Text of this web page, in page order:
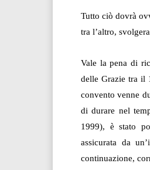
Tutto ciò dovrà
tra l’altro,
Vale la pena di
delle Grazie tra il
convento venne
di durare nel
1999), è stato
assicurata da
continuazione,